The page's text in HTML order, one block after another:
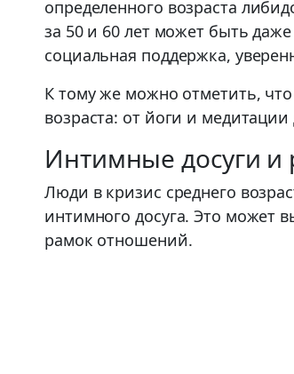
определенного возраста
за 50 и 60 лет может быть
социальная поддержка,
К тому же можно отметить,
возраста: от йоги и
Интимные досуги и
Люди в кризис среднего
интимного досуга. Это может
рамок отношений.